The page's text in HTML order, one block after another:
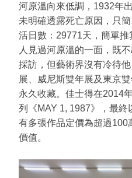
河原溫向來低調，1932年
未明確透露死亡原因，只
活日數：29771天，簡單
人見過河原溫的一面，既
採訪，但藝術界沒有冷待
展、威尼斯雙年展及東京
永久收藏。佳士得在2014
列《MAY 1, 1987》，最
有多張作品定價為超過100
價值。